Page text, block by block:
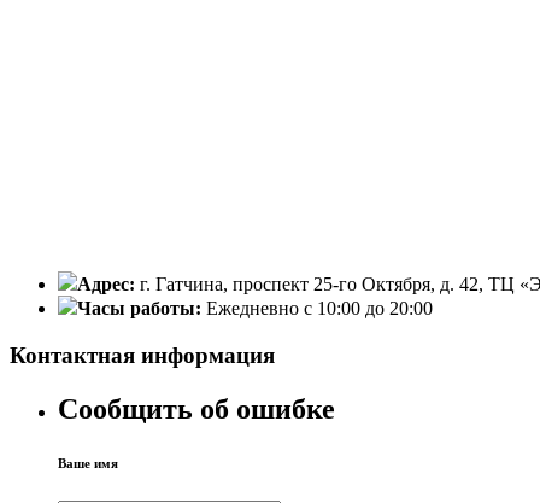
Адрес: г. Гатчина, проспект 25-го Октября, д. 42, ТЦ
Часы работы: Ежедневно с 10:00 до 20:00
Контактная информация
Сообщить об ошибке
Ваше имя